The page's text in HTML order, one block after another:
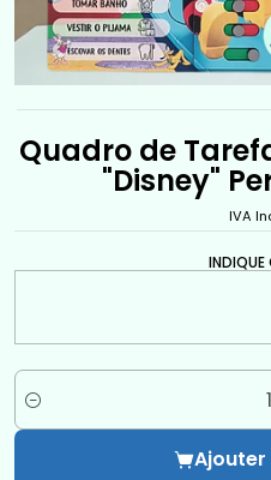
Quadro de
"Disney"
IVA
INDIQUE
Quantité
Ajouter